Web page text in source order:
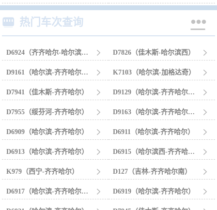
 热门车次查询 
D6924（齐齐哈尔-哈尔滨西）  D7826（佳木斯-哈尔滨西） 
D9161（哈尔滨-齐齐哈尔南）  K7103（哈尔滨-加格达奇） 
D7941（佳木斯-齐齐哈尔）  D9129（哈尔滨-齐齐哈尔南） 
D7955（绥芬河-齐齐哈尔）  D9163（哈尔滨-齐齐哈尔南） 
D6909（哈尔滨-齐齐哈尔）  D6911（哈尔滨-齐齐哈尔） 
D6913（哈尔滨-齐齐哈尔）  D6915（哈尔滨西-齐齐哈尔） 
K979（西宁-齐齐哈尔）  D127（吉林-齐齐哈尔南） 
D6917（哈尔滨-齐齐哈尔南）  D6919（哈尔滨-齐齐哈尔） 